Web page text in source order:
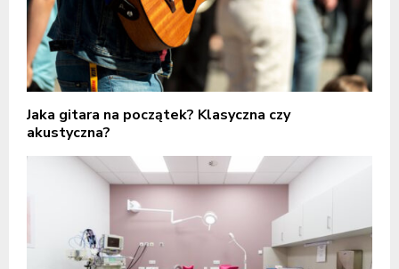
Jaka gitara na początek? Klasyczna czy
akustyczna?